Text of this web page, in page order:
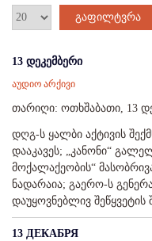
გაფილტვრა
13 დეკემბერი
აუდიო არქივი
თარიღი: ოთხშაბათი, 13
დღგ-ს ყალბი აქტივის
დააკავეს; „კანონი“
მოქალაქეობის“
ნადარაია; გაერო-ს
დაუყოვნებლივ
13 ДЕКАБРЯ